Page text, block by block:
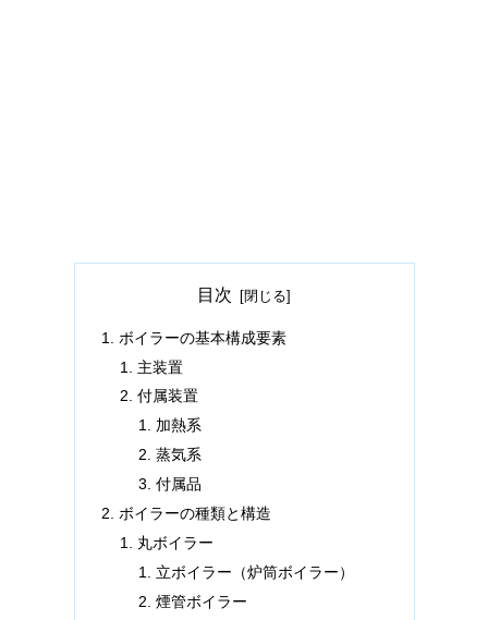
目次
ボイラーの基本構成要素
主装置
付属装置
加熱系
蒸気系
付属品
ボイラーの種類と構造
丸ボイラー
立ボイラー（炉筒ボイラー）
煙管ボイラー